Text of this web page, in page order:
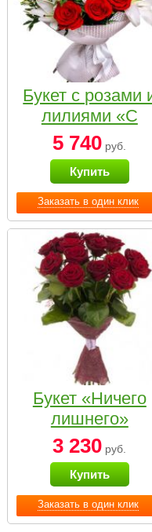
Заказать в один клик
Букет с розами
лилиями «С
наилучшими
пожеланиями»
5 740 руб.
Купить
Заказать в один клик
Букет «Ничего
лишнего»
3 230 руб.
Купить